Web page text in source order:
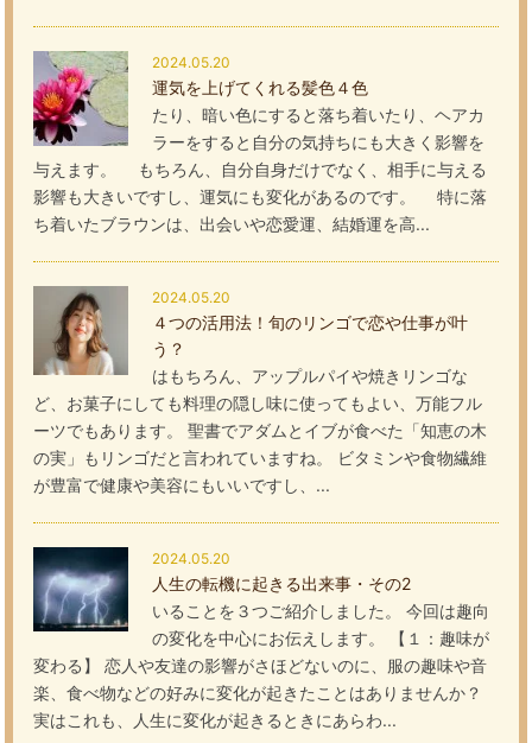
2024.05.20
運気を上げてくれる髪色４色
たり、暗い色にすると落ち着いたり、ヘアカ
ラーをすると自分の気持ちにも大きく影響を
与えます。 もちろん、自分自身だけでなく、相手に与える
影響も大きいですし、運気にも変化があるのです。 特に落
ち着いたブラウンは、出会いや恋愛運、結婚運を高...
2024.05.20
４つの活用法！旬のリンゴで恋や仕事が叶
う？
はもちろん、アップルパイや焼きリンゴな
ど、お菓子にしても料理の隠し味に使ってもよい、万能フル
ーツでもあります。 聖書でアダムとイブが食べた「知恵の木
の実」もリンゴだと言われていますね。 ビタミンや食物繊維
が豊富で健康や美容にもいいですし、...
2024.05.20
人生の転機に起きる出来事・その2
いることを３つご紹介しました。 今回は趣向
の変化を中心にお伝えします。 【１：趣味が
変わる】 恋人や友達の影響がさほどないのに、服の趣味や音
楽、食べ物などの好みに変化が起きたことはありませんか？
実はこれも、人生に変化が起きるときにあらわ...